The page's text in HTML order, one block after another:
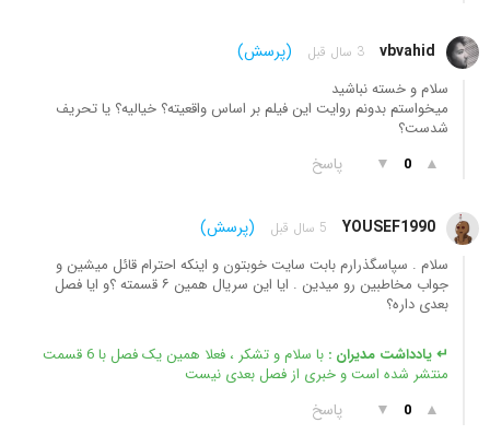
vbvahid 3 سال قبل (پرسش)
سلام و خسته نباشید
میخواستم بدونم روایت این فیلم بر اساس واقعیته؟ خیالیه؟ یا تحریف
شدست؟
▲
0
▼ پاسخ
YOUSEF1990 5 سال قبل (پرسش)
سلام . سپاسگذرارم بابت سایت خوبتون و اینکه احترام قائل میشین و
جواب مخاطبین رو میدین . ایا این سریال همین ۶ قسمته ؟و ایا فصل
بعدی داره؟
↵ یادداشت مدیران :
با سلام و تشکر ، فعلا همین یک فصل با 6 قسمت
منتشر شده است و خبری از فصل بعدی نیست
▲
0
▼ پاسخ